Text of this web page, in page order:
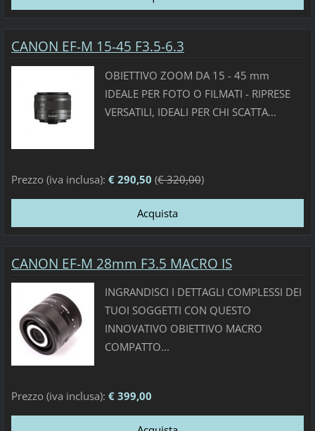
CANON EF-M 15-45 F3.5-6.3
OBIETTIVO ZOOM DA 15 - 45 mm
IDEALE PER FOTO O FILMATI - RIPRESE
VERSATILI, IDEALI PER CHI SCATTA...
Prezzo (iva inclusa): € 290,50 (€ 320,00)
CANON EF-M 28mm F3.5 MACRO IS
INGRANDISCI I DETTAGLI COMPLESSI DEI
TUOI SOGGETTI CON QUESTO
INNOVATIVO OBIETTIVO MACRO
COMPATTO...
Prezzo (iva inclusa): € 399,00